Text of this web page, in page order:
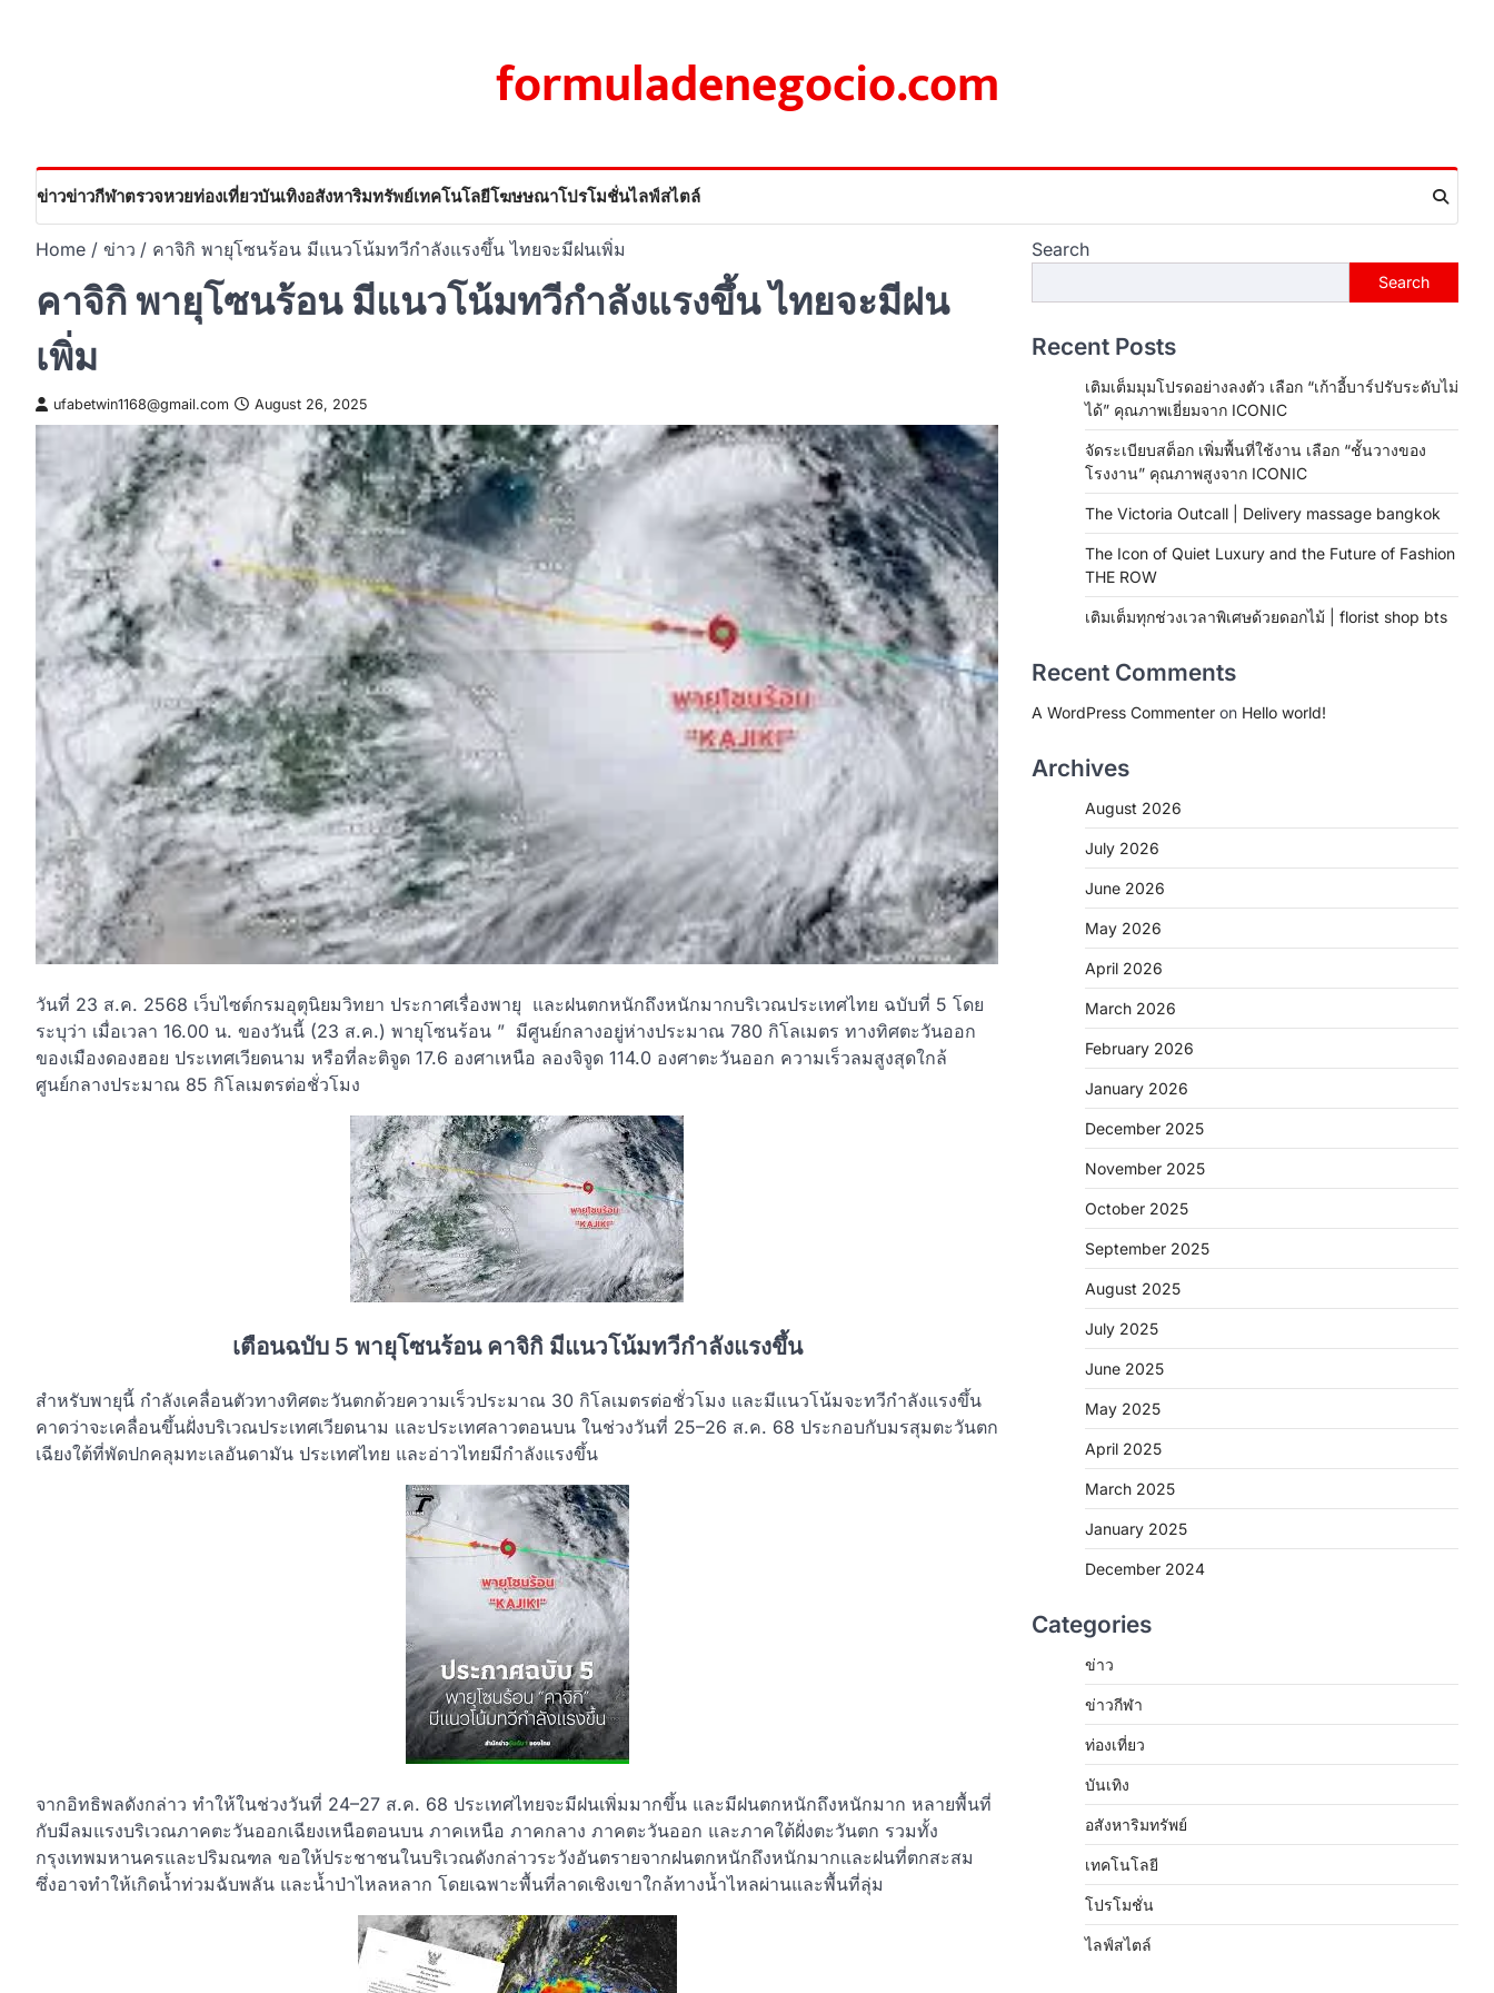
formuladenegocio.com
ข่าวข่าวกีฬาตรวจหวยท่องเที่ยวบันเทิงอสังหาริมทรัพย์เทคโนโลยีโฆษษณาโปรโมชั่นไลฟ์สไตล์
Home ข่าว คาจิกิ พายุโซนร้อน มีแนวโน้มทวีกำลังแรงขึ้น ไทยจะมีฝนเพิ่ม
คาจิกิ พายุโซนร้อน มีแนวโน้มทวีกำลังแรงขึ้น ไทยจะมีฝน
เพิ่ม
ufabetwin1168@gmail.com August 26, 2025
วันที่ 23 ส.ค. 2568 เว็บไซต์กรมอุตุนิยมวิทยา ประกาศเรื่องพายุ และฝนตกหนักถึงหนักมากบริเวณประเทศไทย ฉบับที่ 5 โดย
ระบุว่า เมื่อเวลา 16.00 น. ของวันนี้ (23 ส.ค.) พายุโซนร้อน ” มีศูนย์กลางอยู่ห่างประมาณ 780 กิโลเมตร ทางทิศตะวันออก
ของเมืองดองฮอย ประเทศเวียดนาม หรือที่ละติจูด 17.6 องศาเหนือ ลองจิจูด 114.0 องศาตะวันออก ความเร็วลมสูงสุดใกล้
ศูนย์กลางประมาณ 85 กิโลเมตรต่อชั่วโมง
เตือนฉบับ 5 พายุโซนร้อน คาจิกิ มีแนวโน้มทวีกำลังแรงขึ้น
สำหรับพายุนี้ กำลังเคลื่อนตัวทางทิศตะวันตกด้วยความเร็วประมาณ 30 กิโลเมตรต่อชั่วโมง และมีแนวโน้มจะทวีกำลังแรงขึ้น
คาดว่าจะเคลื่อนขึ้นฝั่งบริเวณประเทศเวียดนาม และประเทศลาวตอนบน ในช่วงวันที่ 25–26 ส.ค. 68 ประกอบกับมรสุมตะวันตก
เฉียงใต้ที่พัดปกคลุมทะเลอันดามัน ประเทศไทย และอ่าวไทยมีกำลังแรงขึ้น
จากอิทธิพลดังกล่าว ทำให้ในช่วงวันที่ 24–27 ส.ค. 68 ประเทศไทยจะมีฝนเพิ่มมากขึ้น และมีฝนตกหนักถึงหนักมาก หลายพื้นที่
กับมีลมแรงบริเวณภาคตะวันออกเฉียงเหนือตอนบน ภาคเหนือ ภาคกลาง ภาคตะวันออก และภาคใต้ฝั่งตะวันตก รวมทั้ง
กรุงเทพมหานครและปริมณฑล ขอให้ประชาชนในบริเวณดังกล่าวระวังอันตรายจากฝนตกหนักถึงหนักมากและฝนที่ตกสะสม
ซึ่งอาจทำให้เกิดน้ำท่วมฉับพลัน และน้ำป่าไหลหลาก โดยเฉพาะพื้นที่ลาดเชิงเขาใกล้ทางน้ำไหลผ่านและพื้นที่ลุ่ม
Search
Search
Recent Posts
เติมเต็มมุมโปรดอย่างลงตัว เลือก “เก้าอี้บาร์ปรับระดับไม่
ได้” คุณภาพเยี่ยมจาก ICONIC
จัดระเบียบสต็อก เพิ่มพื้นที่ใช้งาน เลือก “ชั้นวางของ
โรงงาน” คุณภาพสูงจาก ICONIC
The Victoria Outcall | Delivery massage bangkok
The Icon of Quiet Luxury and the Future of Fashion
THE ROW
เติมเต็มทุกช่วงเวลาพิเศษด้วยดอกไม้ | florist shop bts
Recent Comments
A WordPress Commenter on Hello world!
Archives
August 2026
July 2026
June 2026
May 2026
April 2026
March 2026
February 2026
January 2026
December 2025
November 2025
October 2025
September 2025
August 2025
July 2025
June 2025
May 2025
April 2025
March 2025
January 2025
December 2024
Categories
ข่าว
ข่าวกีฬา
ท่องเที่ยว
บันเทิง
อสังหาริมทรัพย์
เทคโนโลยี
โปรโมชั่น
ไลฟ์สไตล์